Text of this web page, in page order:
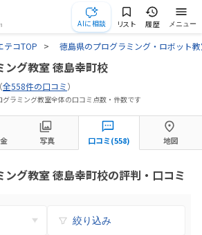
AIに相談 リスト 履歴 メニュー
テコTOP 徳島県のプログラミング・ロボット
ング教室 徳島幸町校
（全558件の口コミ）
ラミング教室全体の口コミ点数・件数です
写真 口コミ(558) 地図
ング教室 徳島幸町校の評判・口コミ
絞り込み